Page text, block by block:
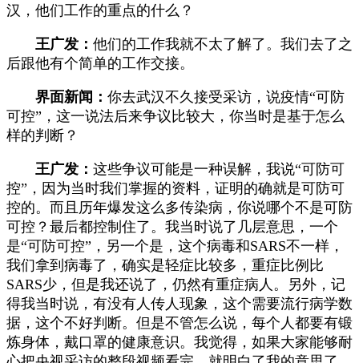
汉，他们工作的重点的什么？
王广发： 他们的工作我就不太了解了。我们去了之
后跟他有个简单的工作交接。
界面新闻： 你去武汉不久接受采访，说疫情“可防
可控”，这一说法后来争议比较大，你当时是基于怎么
样的判断？
王广发： 这些争议可能是一种误解，我说“可防可
控”，因为当时我们掌握的资料，证明的确就是可防可
控的。而且历年爆发这么多传染病，你说哪个不是可防
可控？最后都控制住了。我当时说了几层意思，一个
是“可防可控”，另一个是，这个病毒和SARS不一样，
我们拿到病毒了，确实是轻症比较多，重症比例比
SARS少，但是我还说了，仍然有重症病人。另外，记
得我当时说，有没有人传人现象，这个需要流行病学数
据，这个不好判断。但是不管怎么说，每个人都要有锻
炼身体，戴口罩的健康意识。我觉得，如果大家能够耐